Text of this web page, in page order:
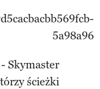
Skymaster
ścieżki